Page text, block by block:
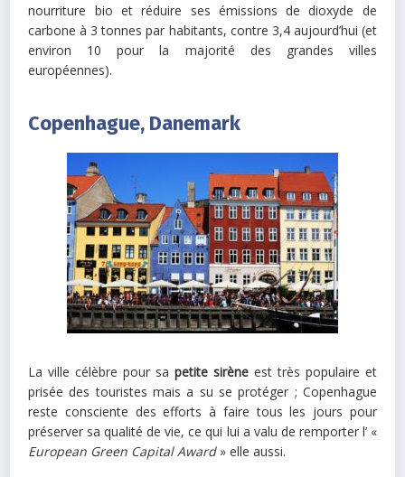
nourriture bio et réduire ses émissions de dioxyde de
carbone à 3 tonnes par habitants, contre 3,4 aujourd’hui (et
environ 10 pour la majorité des grandes villes
européennes).
Copenhague, Danemark
La ville célèbre pour sa petite sirèneest très populaire et
prisée des touristes mais a su se protéger ; Copenhague
reste consciente des efforts à faire tous les jours pour
préserver sa qualité de vie, ce qui lui a valu de remporter l’ «
European Green Capital Award» elle aussi.